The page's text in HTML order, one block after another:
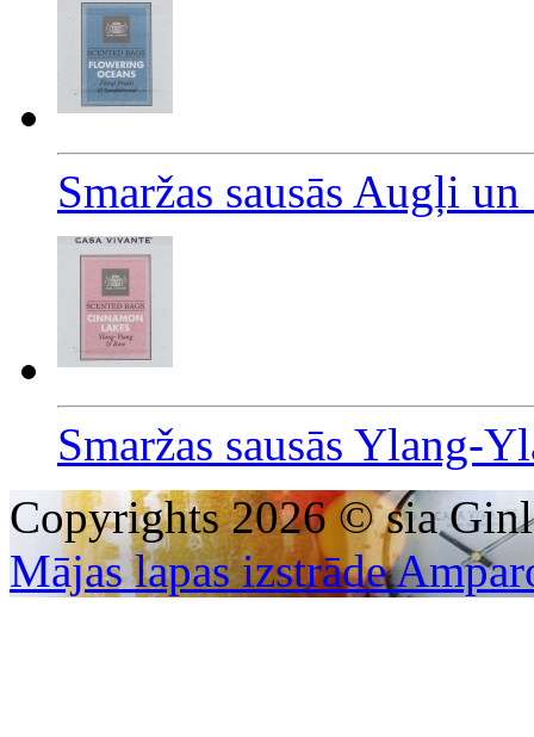
Smaržas sausās Augļi
Smaržas sausās Ylang-
Copyrights 2026 © sia
Mājas lapas izstrāde